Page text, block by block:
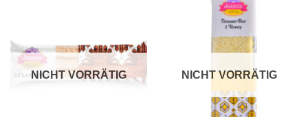
NICHT VORRÄTIG NICHT VORRÄTIG